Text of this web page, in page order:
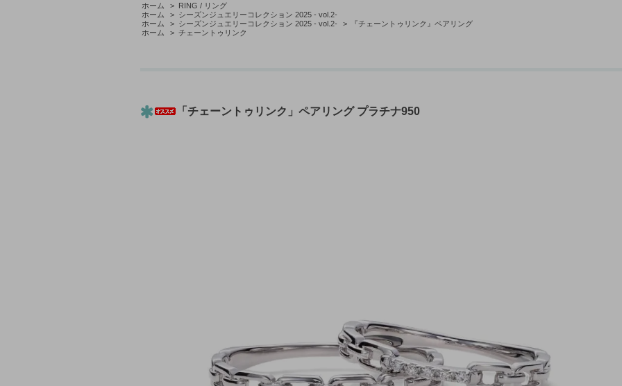
ホーム > RING / リング
ホーム
> シーズンジュエリーコレクション 2025 - vol.2-
ホーム
> シーズンジュエリーコレクション 2025 - vol.2- >
『チェーントゥリンク』ペアリング
ホーム
> チェーントゥリンク
「チェーントゥリンク」ペアリング プラチナ950